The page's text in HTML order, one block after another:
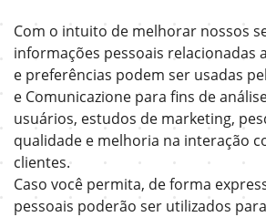
Com o intuito de melhorar nossos
informações pessoais relacionadas
e preferências podem ser usadas
e Comunicazione para fins de
usuários, estudos de marketing,
qualidade e melhoria na interação
clientes.
Caso você permita, de forma
pessoais poderão ser utilizados